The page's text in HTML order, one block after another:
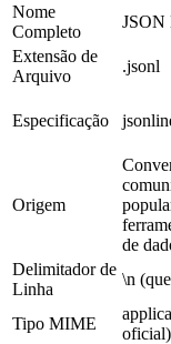
Nome
Completo
JSON
Extensão de
Arquivo
.jsonl
Especificação
Origem
de
Delimitador de
Linha
\n
Tipo MIME
oficial)